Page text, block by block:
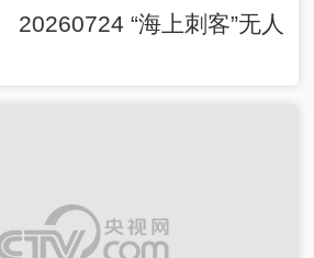
20260724 “海上刺客”无人